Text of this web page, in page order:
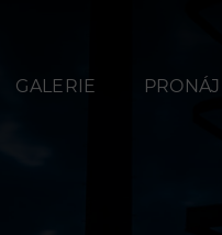
GALERIE